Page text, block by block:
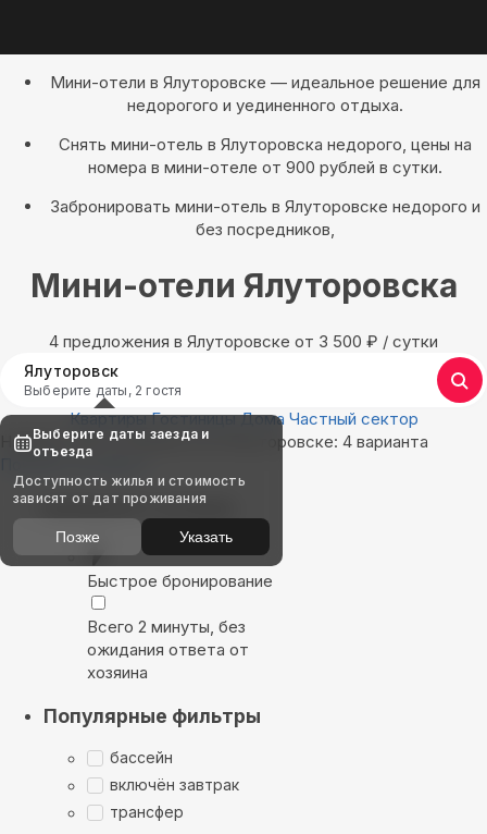
Мини-отели в Ялуторовске — идеальное решение для
недорогого и уединенного отдыха.
Снять мини-отель в Ялуторовска недорого, цены на
номера в мини-отеле от 900 рублей в сутки.
Забронировать мини-отель в Ялуторовске недорого и
без посредников,
Мини-отели Ялуторовска
4 предложения в Ялуторовске oт 3 500 ₽ / сутки
Ялуторовск
Выберите даты, 2 гостя
Квартиры Гостиницы Дома Частный сектор
Найдём, где остановиться в Ялуторовске: 4 варианта
Показать на карте
Выбирайте лучшее
Быстрое бронирование
Всего 2 минуты, без
ожидания ответа от
хозяина
Популярные фильтры
бассейн
включён завтрак
трансфер
Выберите даты заезда и
отъезда
Доступность жилья и стоимость
зависят от дат проживания
Позже Указать